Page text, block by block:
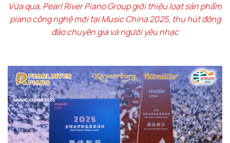
Vừa qua, Pearl River Piano Group giới thiệu loạt sản phẩm
piano công nghệ mới tại Music China 2025, thu hút đông
đảo chuyên gia và người yêu nhạc